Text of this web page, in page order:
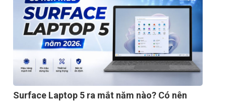
Surface Laptop 5 ra mắt năm nào? Có nên